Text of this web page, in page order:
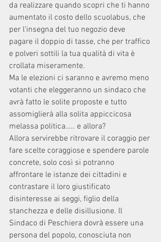
da realizzare quando scopri che ti hanno
aumentato il costo dello scuolabus, che
per l'insegna del tuo negozio deve
pagare il doppio di tasse, che per traffico
e polveri sottili la tua qualità di vita è
crollata miseramente.
Ma le elezioni ci saranno e avremo meno
votanti che eleggeranno un sindaco che
avrà fatto le solite proposte e tutto
assomiglierà alla solita appiccicosa
melassa politica….. e allora?
Allora servirebbe ritrovare il coraggio per
fare scelte coraggiose e spendere parole
concrete, solo così si potranno
affrontare le istanze dei cittadini e
contrastare il loro giustificato
disinteresse ai seggi, figlio della
stanchezza e delle disillusione. Il
Sindaco di Peschiera dovrà essere una
persona del popolo, conosciuta non